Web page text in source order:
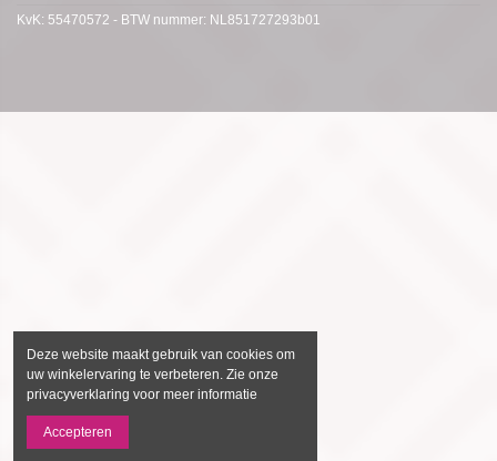
KvK: 55470572 - BTW nummer: NL851727293b01
Deze website maakt gebruik van cookies om
uw winkelervaring te verbeteren. Zie onze
privacyverklaring voor meer informatie
Accepteren